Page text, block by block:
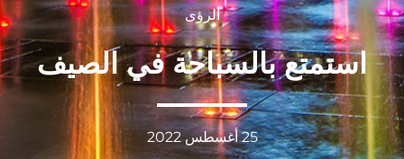
الرؤى
استمتع بالسباحة في الصيف
25 أغسطس 2022